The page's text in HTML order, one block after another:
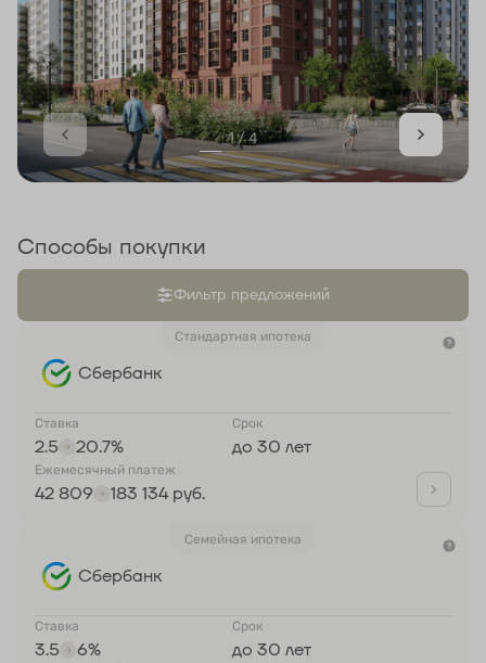
1 / 4
Способы покупки
Фильтр предложений
Стандартная ипотека
Сбербанк
Ставка
2.5 20.7%
Срок
до 30 лет
Ежемесячный платеж
42 809 183 134 руб.
Семейная ипотека
Сбербанк
Ставка
3.5 6%
Срок
до 30 лет